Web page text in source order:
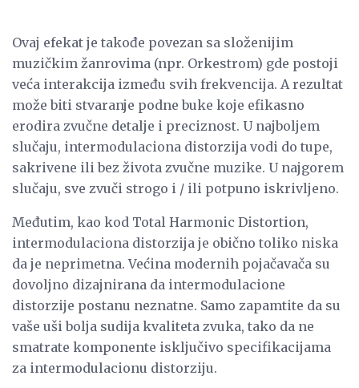
Ovaj efekat je takođe povezan sa složenijim
muzičkim žanrovima (npr. Orkestrom) gde postoji
veća interakcija između svih frekvencija. A rezultat
može biti stvaranje podne buke koje efikasno
erodira zvučne detalje i preciznost. U najboljem
slučaju, intermodulaciona distorzija vodi do tupe,
sakrivene ili bez života zvučne muzike. U najgorem
slučaju, sve zvuči strogo i / ili potpuno iskrivljeno.
Međutim, kao kod Total Harmonic Distortion,
intermodulaciona distorzija je obično toliko niska
da je neprimetna. Većina modernih pojačavača su
dovoljno dizajnirana da intermodulacione
distorzije postanu neznatne. Samo zapamtite da su
vaše uši bolja sudija kvaliteta zvuka, tako da ne
smatrate komponente isključivo specifikacijama
za intermodulacionu distorziju.